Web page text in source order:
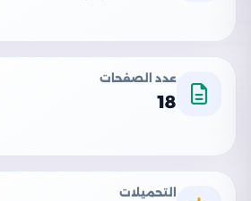
عدد الصفحات
18
التحميلات